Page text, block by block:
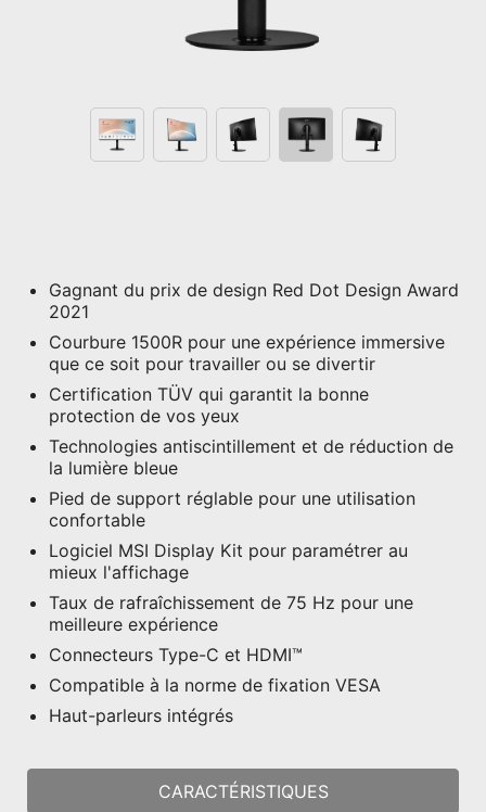
Gagnant du prix de design Red Dot Design Award
2021
Courbure 1500R pour une expérience immersive
que ce soit pour travailler ou se divertir
Certification TÜV qui garantit la bonne
protection de vos yeux
Technologies antiscintillement et de réduction de
la lumière bleue
Pied de support réglable pour une utilisation
confortable
Logiciel MSI Display Kit pour paramétrer au
mieux l'affichage
Taux de rafraîchissement de 75 Hz pour une
meilleure expérience
Connecteurs Type-C et HDMI™
Compatible à la norme de fixation VESA
Haut-parleurs intégrés
CARACTÉRISTIQUES